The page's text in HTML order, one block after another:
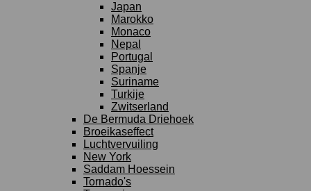
Japan
Marokko
Monaco
Nepal
Portugal
Spanje
Suriname
Turkije
Zwitserland
De Bermuda Driehoek
Broeikaseffect
Luchtvervuiling
New York
Saddam Hoessein
Tornado's